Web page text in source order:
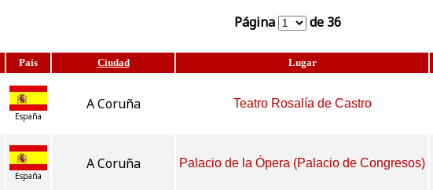
Página de 36
País Ciudad Lugar
España
A Coruña Teatro Rosalía de Castro
España
A Coruña Palacio de la Ópera (Palacio de Congresos)